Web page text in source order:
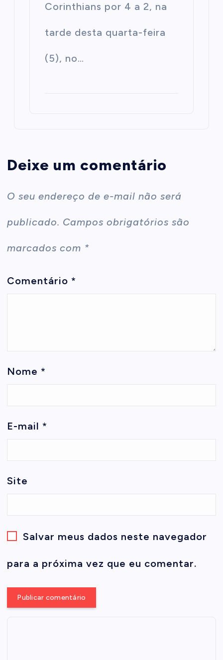
Corinthians por 4 a 2, na
tarde desta quarta-feira
(5), no…
Deixe um comentário
O seu endereço de e-mail não será
publicado. Campos obrigatórios são
marcados com *
Comentário *
Nome *
E-mail *
Site
Salvar meus dados neste navegador
para a próxima vez que eu comentar.